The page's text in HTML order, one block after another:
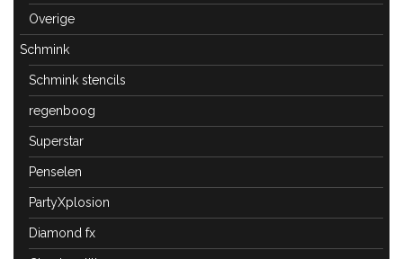
Overige
Schmink
Schmink stencils
regenboog
Superstar
Penselen
PartyXplosion
Diamond fx